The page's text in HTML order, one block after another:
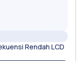
Rendah LCD